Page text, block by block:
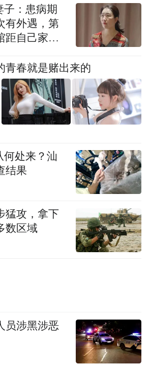
驶证内页（来源：网络）
，时任兰州大学校长严纯华，
开讲啦》栏目，给广大青年
课”，节目一开始，严校长便
汽车高。“登高而招，臂非加
”；二、骆驼在西北地区是耐
了骆驼证，可能就拥有了一
子：患病期
有外遇，第
距自己家步
青春就是赌出来的
何处来？汕
结果
猛攻，拿下
数区域
员涉黑涉恶